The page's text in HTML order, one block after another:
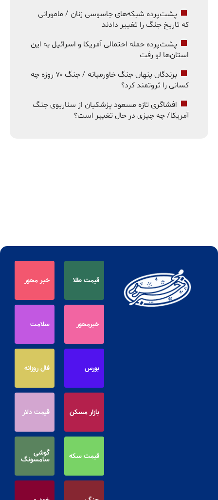
پشت‌پرده شبکه‌های جاسوسی زنان / مامورانی
که تاریخ جنگ را تغییر دادند
پشت‌پرده حمله احتمالی آمریکا و اسرائیل به این
استان‌ها لو رفت
برندگان پنهان جنگ خاورمیانه / جنگ ۷۰ روزه چه
کسانی را ثروتمند کرد؟
افشاگری تازه مسعود پزشکیان از سناریوی جنگ
آمریکا/ چه چیزی در حال تغییر است؟
قیمت طلا خبر محور
خبرمحور سلامت
بورس فال روزانه
بازار مسکن قیمت دلار
قیمت سکه گوشی
سامسونگ